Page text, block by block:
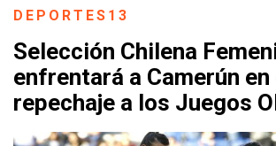
DEPORTES13
Selección Chilena
enfrentará a Camerún en
repechaje a los Juegos